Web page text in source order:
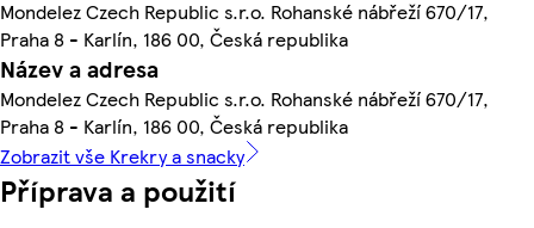
Mondelez Czech Republic s.r.o. Rohanské nábřeží 670/17,
Praha 8 - Karlín, 186 00, Česká republika
Název a adresa
Mondelez Czech Republic s.r.o. Rohanské nábřeží 670/17,
Praha 8 - Karlín, 186 00, Česká republika
Zobrazit vše Krekry a snacky
Příprava a použití